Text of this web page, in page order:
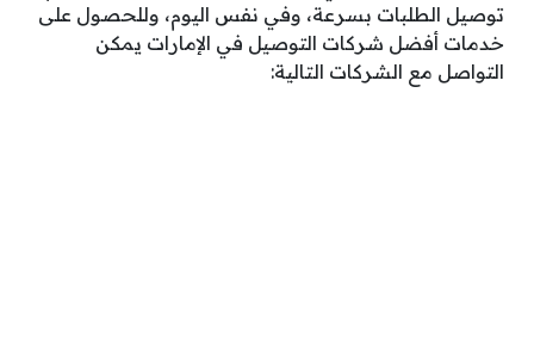
توصيل الطلبات بسرعة، وفي نفس اليوم، وللحصول على
خدمات أفضل شركات التوصيل في الإمارات يمكن
التواصل مع الشركات التالية: